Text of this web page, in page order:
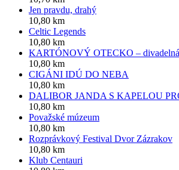
Jen pravdu, drahý
10,80 km
Celtic Legends
10,80 km
KARTÓNOVÝ OTECKO – divadelná
10,80 km
CIGÁNI IDÚ DO NEBA
10,80 km
DALIBOR JANDA S KAPELOU
10,80 km
Považské múzeum
10,80 km
Rozprávkový Festival Dvor Zázrakov
10,80 km
Klub Centauri